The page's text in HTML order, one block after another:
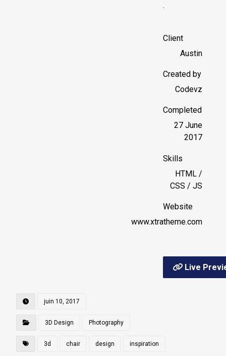
.
Client
Austin
Created by
Codevz
Completed
27 June
2017
Skills
HTML /
CSS / JS
Website
www.xtratheme.com
Live
juin 10, 2017
3D Design Photography
3d chair design inspiration